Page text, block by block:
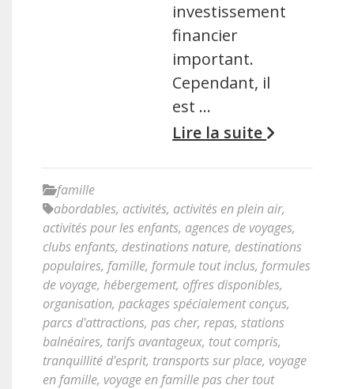
investissement
financier
important.
Cependant, il
est …
Lire la suite
famille
abordables, activités, activités en plein air,
activités pour les enfants, agences de voyages,
clubs enfants, destinations nature, destinations
populaires, famille, formule tout inclus, formules
de voyage, hébergement, offres disponibles,
organisation, packages spécialement conçus,
parcs d'attractions, pas cher, repas, stations
balnéaires, tarifs avantageux, tout compris,
tranquillité d'esprit, transports sur place, voyage
en famille, voyage en famille pas cher tout